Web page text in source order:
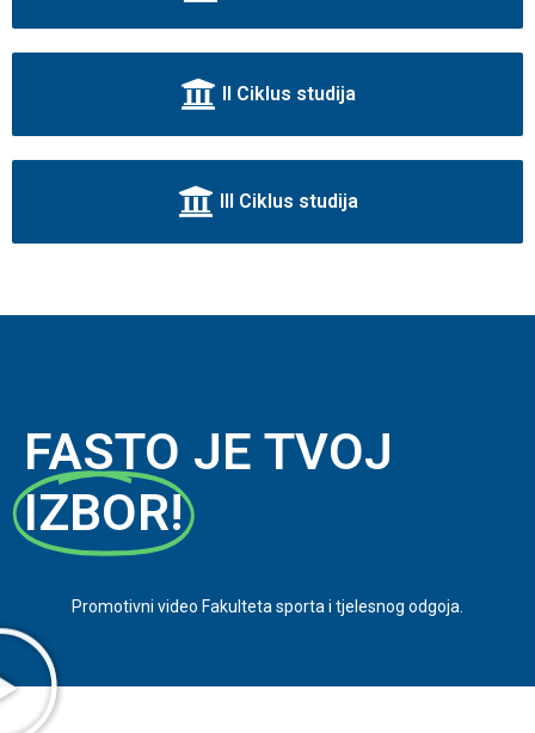
II Ciklus studija
III Ciklus studija
FASTO JE TVOJ
IZBOR!
Promotivni video Fakulteta sporta i tjelesnog odgoja.